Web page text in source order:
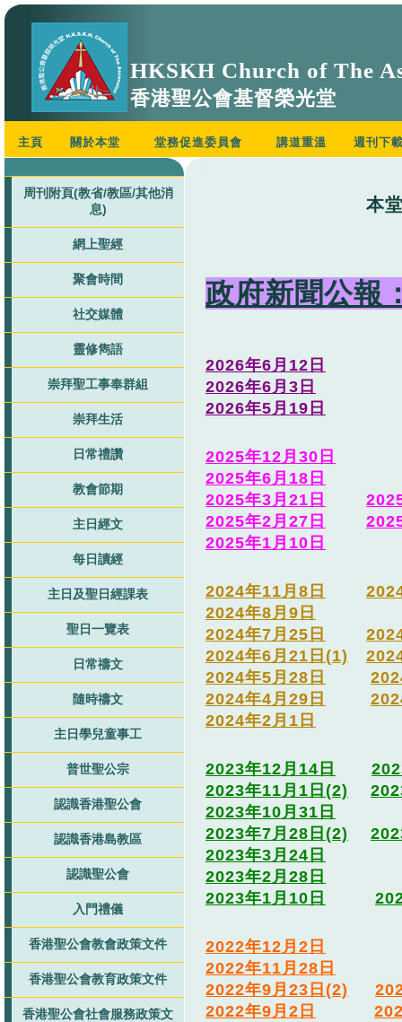
HKSKH Church of The
香港聖公會基督榮光堂
主頁 關於本堂 堂務促進委員會 講道重溫 週刊下
周刊附頁(教省/教區/其他消
息)
網上聖經
聚會時間
社交媒體
靈修雋語
崇拜聖工事奉群組
崇拜生活
日常禮讚
教會節期
主日經文
每日讀經
主日及聖日經課表
聖日一覽表
日常禱文
隨時禱文
主日學兒童事工
普世聖公宗
認識香港聖公會
認識香港島教區
認識聖公會
入門禮儀
香港聖公會教會政策文件
香港聖公會教育政策文件
香港聖公會社會服務政策文
本
政府新聞公報
2026年6月12日
2026年6月3日
2026年5月19日
2025年12月30日
2025年6月18日
2025年3月21日
2025年2月27日
2025年1月10日
2024年11月8日
2024年8月9日
2024年7月25日
2024年6月21日(1)
2024年5月28日
2024年4月29日
2024年2月1日
2023年12月14日
2023年11月1日(2)
2023年10月31日
2023年7月28日(2)
2023年3月24日
2023年2月28日
2023年1月10日
2022年12月2日
2022年11月28日
2022年9月23日(2)
2022年9月2日